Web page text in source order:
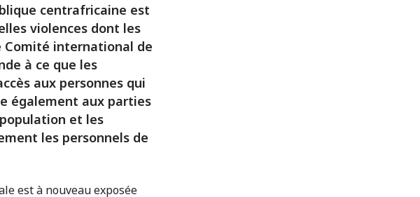
centrafricaine est
violences dont les
Comité international de
à ce que les
aux personnes qui
également aux parties
et les
les personnels de
est à nouveau exposée